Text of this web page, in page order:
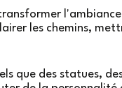
les chemins,
que des statues,